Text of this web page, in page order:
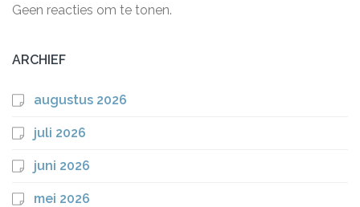
Geen reacties om te tonen.
ARCHIEF
augustus 2026
juli 2026
juni 2026
mei 2026